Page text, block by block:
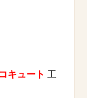
キュート 工